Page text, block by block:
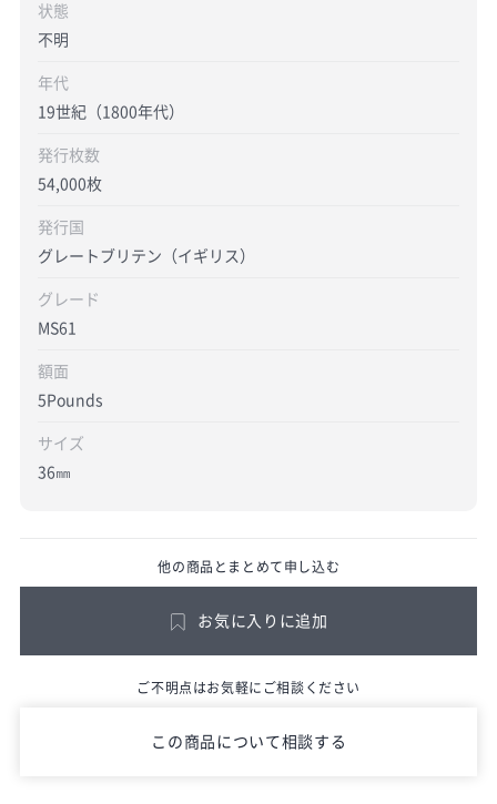
状態
不明
年代
19世紀（1800年代）
発行枚数
54,000枚
発行国
グレートブリテン（イギリス）
グレード
MS61
額面
5Pounds
サイズ
36㎜
他の商品とまとめて申し込む
お気に入りに追加
ご不明点はお気軽にご相談ください
この商品について相談する